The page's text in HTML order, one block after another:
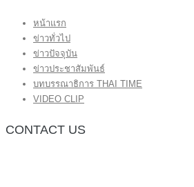
หน้าแรก
ข่าวทั่วไป
ข่าวปัจจุบัน
ข่าวประชาสัมพันธ์
บทบรรณาธิการ THAI TIME
VIDEO CLIP
CONTACT US